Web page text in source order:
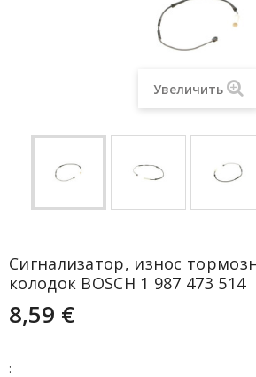
Увеличить
Сигнализатор, износ
колодок BOSCH 1 987 473 514
8,59 €
: